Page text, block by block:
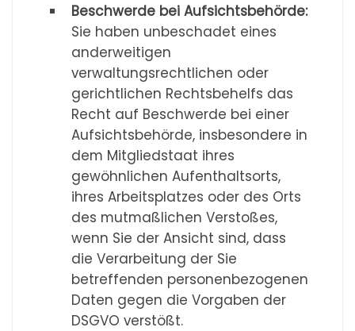
Beschwerde bei Aufsichtsbehörde:
Sie haben unbeschadet eines
anderweitigen
verwaltungsrechtlichen oder
gerichtlichen Rechtsbehelfs das
Recht auf Beschwerde bei einer
Aufsichtsbehörde, insbesondere in
dem Mitgliedstaat ihres
gewöhnlichen Aufenthaltsorts,
ihres Arbeitsplatzes oder des Orts
des mutmaßlichen Verstoßes,
wenn Sie der Ansicht sind, dass
die Verarbeitung der Sie
betreffenden personenbezogenen
Daten gegen die Vorgaben der
DSGVO verstößt.